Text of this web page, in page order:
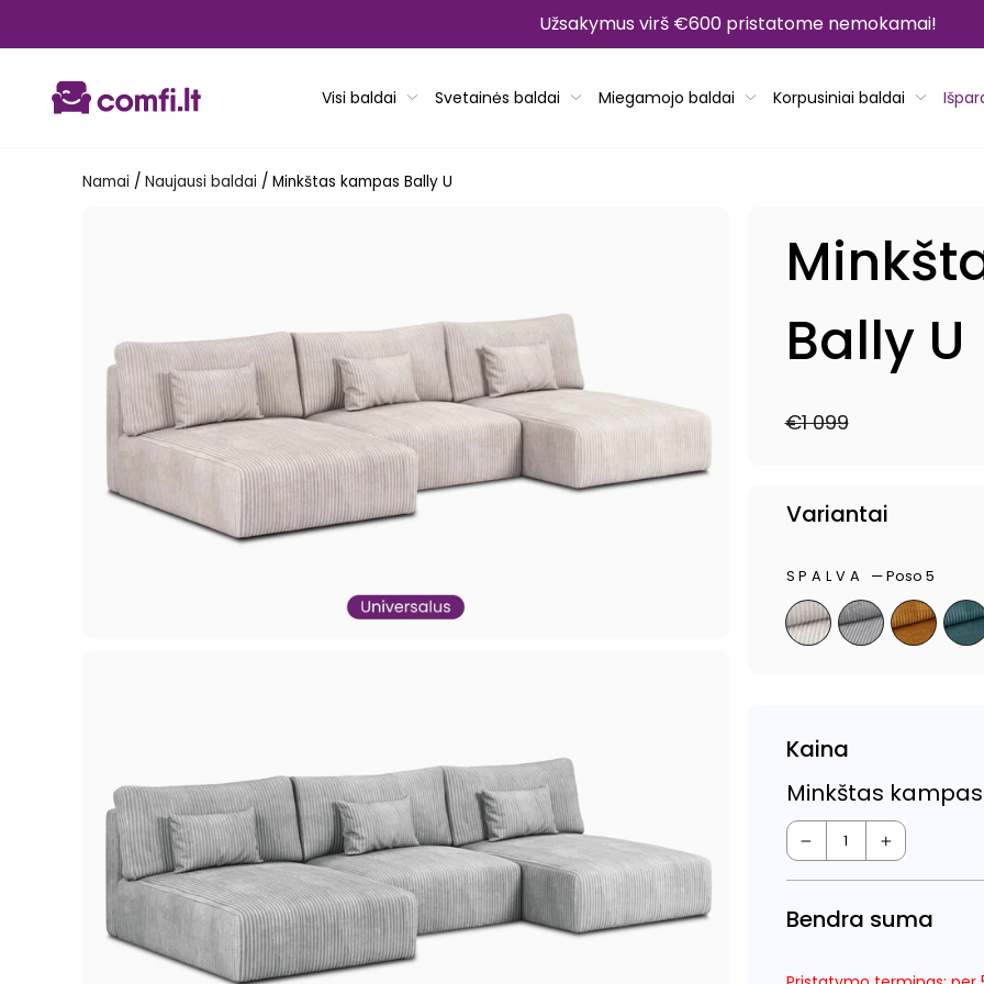
Užsakymus virš €600 pristatome nemokamai!
Visi baldai Svetainės baldai Miegamojo baldai Korpusiniai baldai
Namai / Naujausi baldai / Minkštas kampas Bally U
Bally U
€1 099
Variantai
SPALVA —Poso 5
Kaina
Minkštas kampas
− +
Bendra suma